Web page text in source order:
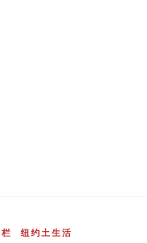
纽约土生活